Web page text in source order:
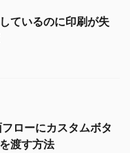
ているのに印刷が失
ローにカスタムボタ
渡す方法